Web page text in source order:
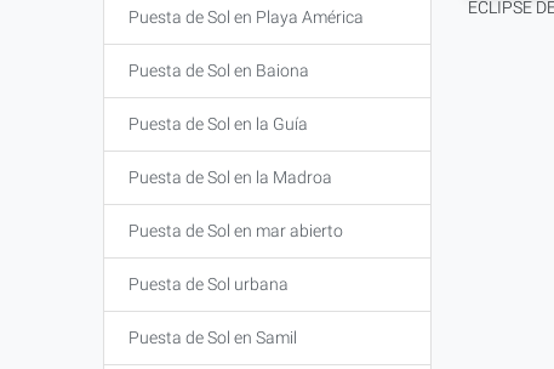
ECLIPSE
Puesta de Sol en Playa América
Puesta de Sol en Baiona
Puesta de Sol en la Guía
Puesta de Sol en la Madroa
Puesta de Sol en mar abierto
Puesta de Sol urbana
Puesta de Sol en Samil